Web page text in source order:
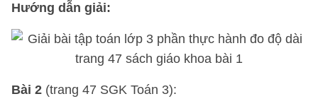
Hướng dẫn giải:
Bài 2 (trang 47 SGK Toán 3):